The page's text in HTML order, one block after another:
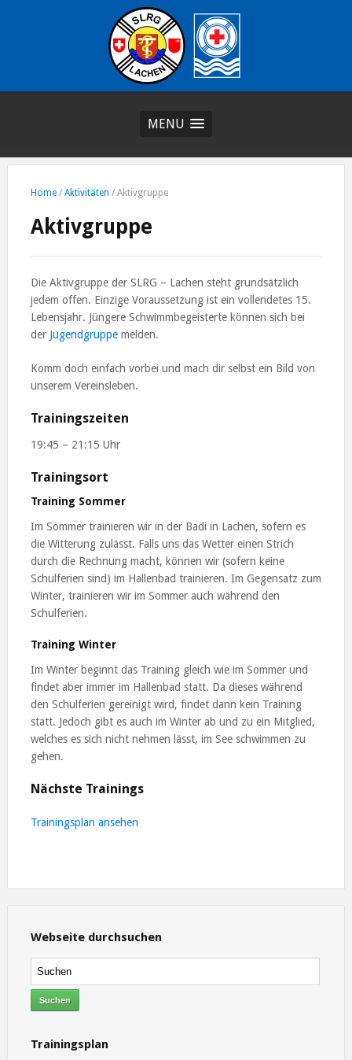
MENU
Home / Aktivitäten / Aktivgruppe
Aktivgruppe
Die Aktivgruppe der SLRG – Lachen steht grundsätzlich
jedem offen. Einzige Voraussetzung ist ein vollendetes 15.
Lebensjahr. Jüngere Schwimmbegeisterte können sich bei
der Jugendgruppemelden.
Komm doch einfach vorbei und mach dir selbst ein Bild von
unserem Vereinsleben.
Trainingszeiten
19:45 – 21:15 Uhr
Trainingsort
Training Sommer
Im Sommer trainieren wir in der Badi in Lachen, sofern es
die Witterung zulässt. Falls uns das Wetter einen Strich
durch die Rechnung macht, können wir (sofern keine
Schulferien sind) im Hallenbad trainieren. Im Gegensatz zum
Winter, trainieren wir im Sommer auch während den
Schulferien.
Training Winter
Im Winter beginnt das Training gleich wie im Sommer und
findet aber immer im Hallenbad statt. Da dieses während
den Schulferien gereinigt wird, findet dann kein Training
statt. Jedoch gibt es auch im Winter ab und zu ein Mitglied,
welches es sich nicht nehmen lässt, im See schwimmen zu
gehen.
Nächste Trainings
Trainingsplan ansehen
Webseite durchsuchen
Trainingsplan